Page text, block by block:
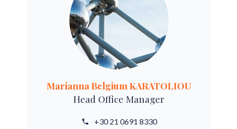
Marianna Belgium KARATOLIOU
Head Office Manager
+30 21 0691 8330